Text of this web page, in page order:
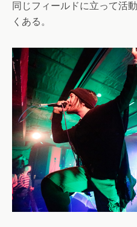
同じフィールドに立って活
くある。